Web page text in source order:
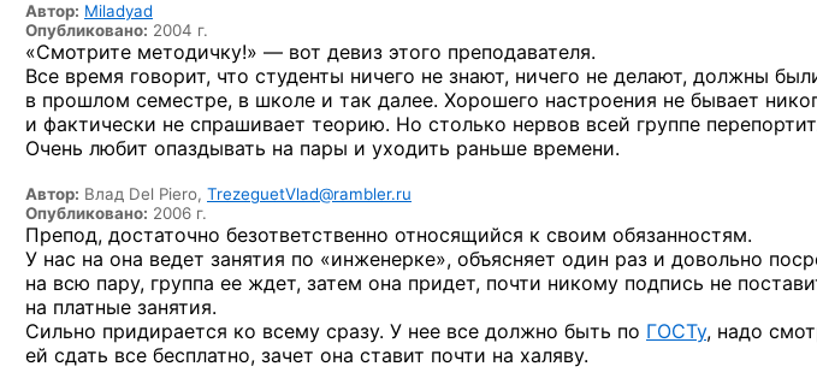
Автор: Miladyad
Опубликовано: 2004 г.
«Смотрите методичку!» — вот девиз этого преподавателя.
Все время говорит, что студенты ничего не знают, ничего не делают, должны
в прошлом семестре, в школе и так далее. Хорошего настроения не бывает
и фактически не спрашивает теорию. Но столько нервов всей группе
Очень любит опаздывать на пары и уходить раньше времени.
Автор: Влад Del Piero, TrezeguetVlad@rambler.ru
Опубликовано: 2006 г.
Препод, достаточно безответственно относящийся к своим обязанностям.
У нас на она ведет занятия по «инженерке», объясняет один раз и довольно
на всю пару, группа ее ждет, затем она придет, почти никому подпись не
на платные занятия.
Сильно придирается ко всему сразу. У нее все должно быть по ГОСТу, надо
ей сдать все бесплатно, зачет она ставит почти на халяву.